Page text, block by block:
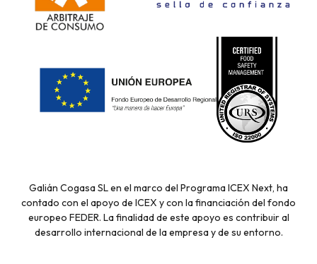
Galián Cogasa SL en el marco del Programa ICEX Next, ha
contado con el apoyo de ICEX y con la financiación del fondo
europeo FEDER. La finalidad de este apoyo es contribuir al
desarrollo internacional de la empresa y de su entorno.